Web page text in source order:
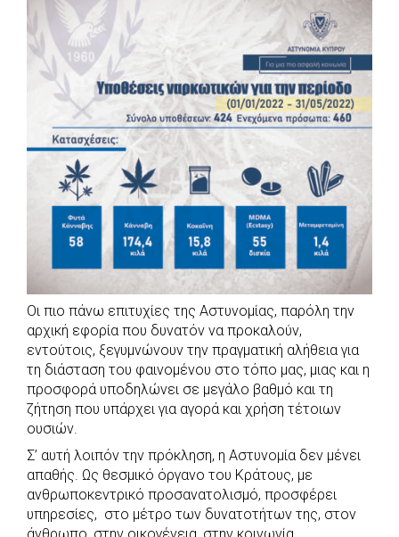
Οι πιο πάνω επιτυχίες της Αστυνομίας, παρόλη την
αρχική εφορία που δυνατόν να προκαλούν,
εντούτοις, ξεγυμνώνουν την πραγματική αλήθεια για
τη διάσταση του φαινομένου στο τόπο μας, μιας και η
προσφορά υποδηλώνει σε μεγάλο βαθμό και τη
ζήτηση που υπάρχει για αγορά και χρήση τέτοιων
ουσιών.
Σ’ αυτή λοιπόν την πρόκληση, η Αστυνομία δεν μένει
απαθής. Ως θεσμικό όργανο του Κράτους, με
ανθρωποκεντρικό προσανατολισμό, προσφέρει
υπηρεσίες, στο μέτρο των δυνατοτήτων της, στον